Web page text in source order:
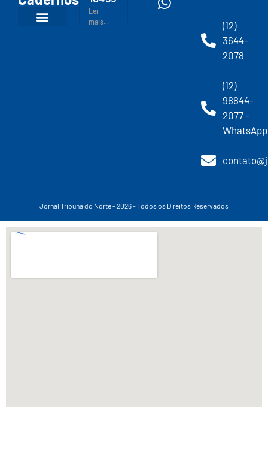
Ler
mais...
(12)
3644-
2078
(12)
98844-
2077 -
WhatsApp
Jornal Tribuna do Norte - 2026 - Todos os Direitos Reservados